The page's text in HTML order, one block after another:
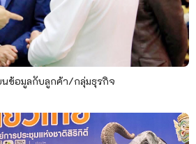
นข้อมูลกับลูกค้า/กลุ่มธุรกิจ